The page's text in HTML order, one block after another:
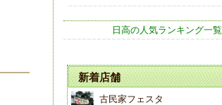
日高の人気ランキング一覧
新着店舗
古民家フェスタ